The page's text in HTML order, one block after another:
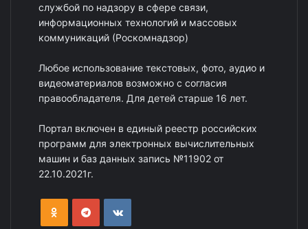
службой по надзору в сфере связи,
информационных технологий и массовых
коммуникаций (Роскомнадзор)
Любое использование текстовых, фото, аудио и
видеоматериалов возможно с согласия
правообладателя. Для детей старше 16 лет.
Портал включен в единый реестр российских
программ для электронных вычислительных
машин и баз данных запись №11902 от
22.10.2021г.